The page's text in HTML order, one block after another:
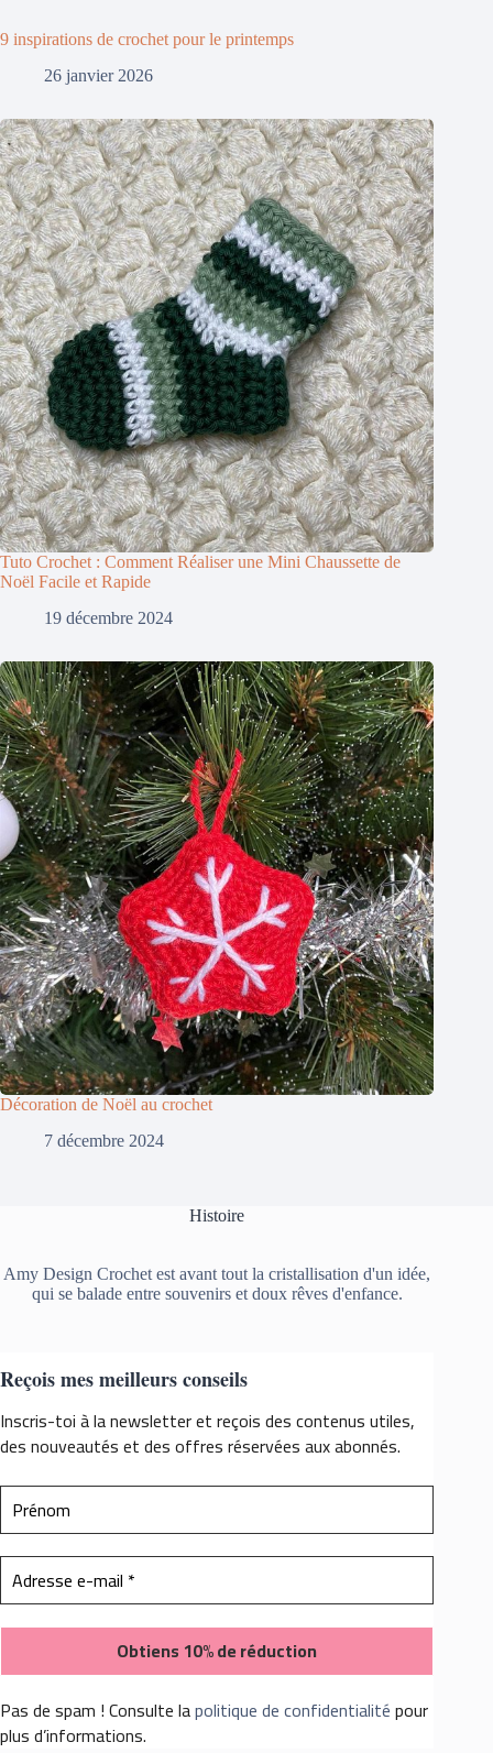
9 inspirations de crochet pour le printemps
26 janvier 2026
Tuto Crochet : Comment Réaliser une Mini Chaussette de
Noël Facile et Rapide
19 décembre 2024
Décoration de Noël au crochet
7 décembre 2024
Histoire
Amy Design Crochet est avant tout la cristallisation d'un idée,
qui se balade entre souvenirs et doux rêves d'enfance.
Reçois mes meilleurs conseils
Inscris-toi à la newsletter et reçois des contenus utiles,
des nouveautés et des offres réservées aux abonnés.
Pas de spam ! Consulte lapolitique de confidentialitépour
plus d’informations.